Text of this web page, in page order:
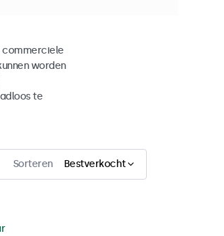
commerciele
worden
te
Sorteren Bestverkocht